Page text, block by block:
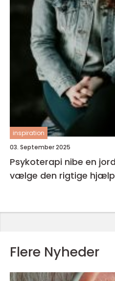
inspiration
03. September 2025
Psykoterapi nibe en jordnær guide til at
vælge den rigtige hjælp
Flere Nyheder